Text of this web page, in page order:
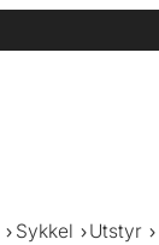
Sykkel Utstyr